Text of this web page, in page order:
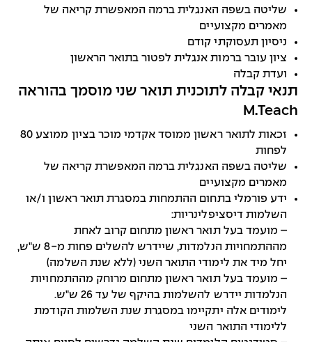
שליטה בשפה האנגלית ברמה המאפשרת קריאה של
מאמרים מקצועיים
ניסיון תעסוקתי קודם
ציון עובר ברמות אנגלית לפטור בתואר הראשון
ועדת קבלה
תנאי קבלה לתוכנית תואר שני מוסמך בהוראה
M.Teach
זכאות לתואר ראשון ממוסד אקדמי מוכר בציון ממוצע 80
לפחות
שליטה בשפה האנגלית ברמה המאפשרת קריאה של
מאמרים מקצועיים
ידע פורמלי בתחום ההתמחות במסגרת תואר ראשון ו/או
השלמות דיסציפלינריות:
– מועמד בעל תואר ראשון מתחום קרוב לאחת
מההתמחויות הנלמדות, שיידרש להשלים פחות מ-8 ש"ש,
יחל מיד את לימודי התואר השני (ללא שנת השלמה)
– מועמד בעל תואר ראשון מתחום מרוחק מההתמחויות
הנלמדות יידרש להשלמות בהיקף של עד 26 ש"ש.
לימודים אלה יתקיימו במסגרת שנת השלמות הקודמת
ללימודי התואר השני